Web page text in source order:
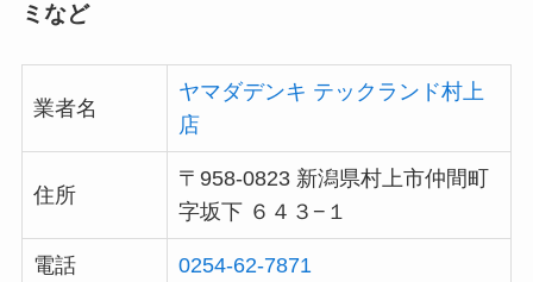
ミなど
業者名
ヤマダデンキ テックランド村上
店
住所
〒958-0823 新潟県村上市仲間町
字坂下 ６４３−１
電話 0254-62-7871